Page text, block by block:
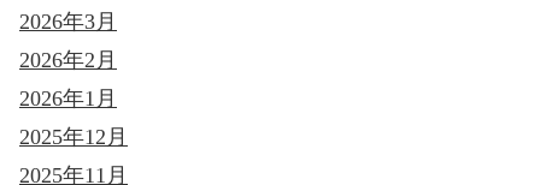
2026年3月
2026年2月
2026年1月
2025年12月
2025年11月